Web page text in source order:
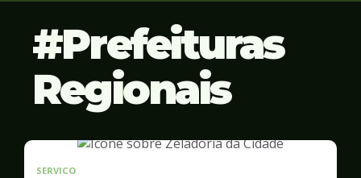
Prefeituras
Regionais
SERVICO